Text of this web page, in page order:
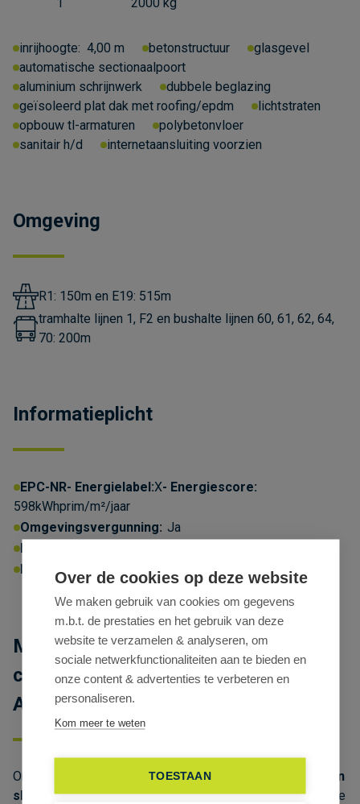
inrijhoogte: 4,00 m betonstructuur
glasgevel
automatische sectionaalpoort
aluminium schrijnwerk
dubbele beglazing
geïsoleerd plat dak met roofing/epdm
lichtstraten
opbouw tl-armaturen
polybetonvloer
sanitair h/d
internetaansluiting voorzien
Omgeving
R1: 150m en E19: 515m
tramhalte lijnen 1, F2 en bushalte lijnen 60, 61, 62, 64,
70: 200m
Informatieplicht
EPC-NR Energielabel:X Energiescore:
598kWhprim/m²/jaar
Omgevingsvergunning: Ja
P-score:
Erfgoed:
Geen beschermd erfgoed
Magazijn met showroom te huur op
commerciële toplocatie in Haven
Antwerpen
Ontdek dit polyvalente bedrijfspand met
magazijn en
showroomop de voormalige Mercedes/Hedin-site aan de
Over de cookies op deze website
We maken gebruik van cookies om gegevens
m.b.t. de prestaties en het gebruik van deze
website te verzamelen & analyseren, om
sociale netwerkfunctionaliteiten aan te bieden en
onze content & advertenties te verbeteren en
personaliseren.
Kom meer te weten
TOESTAAN